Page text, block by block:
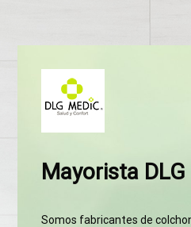
Mayorista
Somos fabricantes de